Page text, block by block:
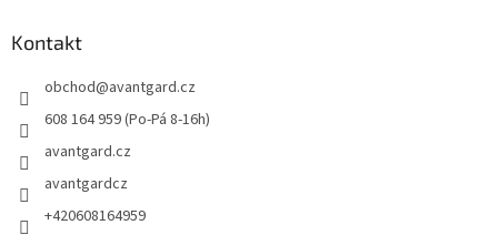
Kontakt
obchod@avantgard.cz
608 164 959 (Po-Pá 8-16h)
avantgard.cz
avantgardcz
+420608164959